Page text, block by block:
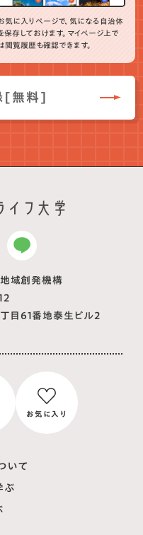
気に入りページで、気になる自治体
保存しておけます。マイページ上で
閲覧履歴も確認できます。
[無料]
域創発機構
目61番地泰生ビル2
お気に入り
いて
ぶ